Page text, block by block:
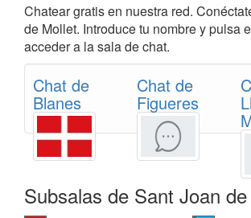
Chatear gratis en nuestra red.
de Mollet. Introduce tu nombre y pulsa
acceder a la sala de chat.
Chat de
Blanes
Chat de
Figueres
Subsalas de Sant Joan